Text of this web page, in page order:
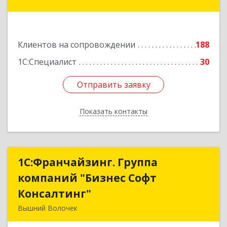
Клиентов на сопровождении
188
1С:Специалист
30
Отправить заявку
Показать контакты
Подробнее
Отправить заявку
Назад
1С:Франчайзинг. Группа
компаний "Бизнес Софт
Консалтинг"
Вышний Волочек
1С:Франчайзинг. Группа
компаний "Бизнес Софт